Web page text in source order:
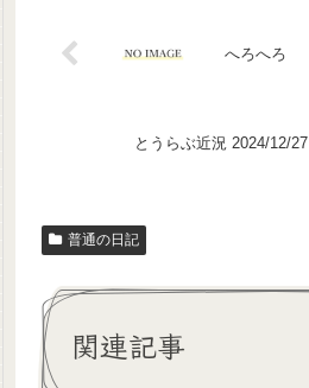
へろへろ
とうらぶ近況 2024/12/27
普通の日記
関連記事